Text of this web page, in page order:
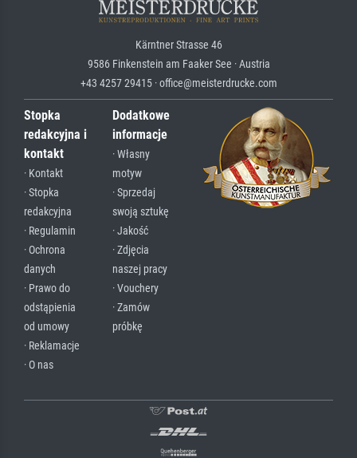
Kärntner Strasse 46
9586 Finkenstein am Faaker See · Austria
+43 4257 29415 · office@meisterdrucke.com
Stopka
redakcyjna i
kontakt
· Kontakt
· Stopka
redakcyjna
· Regulamin
· Ochrona
danych
· Prawo do
odstąpienia
od umowy
· Reklamacje
· O nas
Dodatkowe
informacje
· Własny
motyw
· Sprzedaj
swoją sztukę
· Jakość
· Zdjęcia
naszej pracy
· Vouchery
· Zamów
próbkę